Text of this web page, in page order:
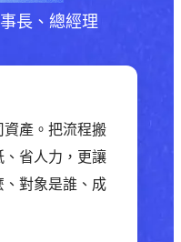
長、總經理
產。把流程搬
、省人力，更讓
對象是誰、成